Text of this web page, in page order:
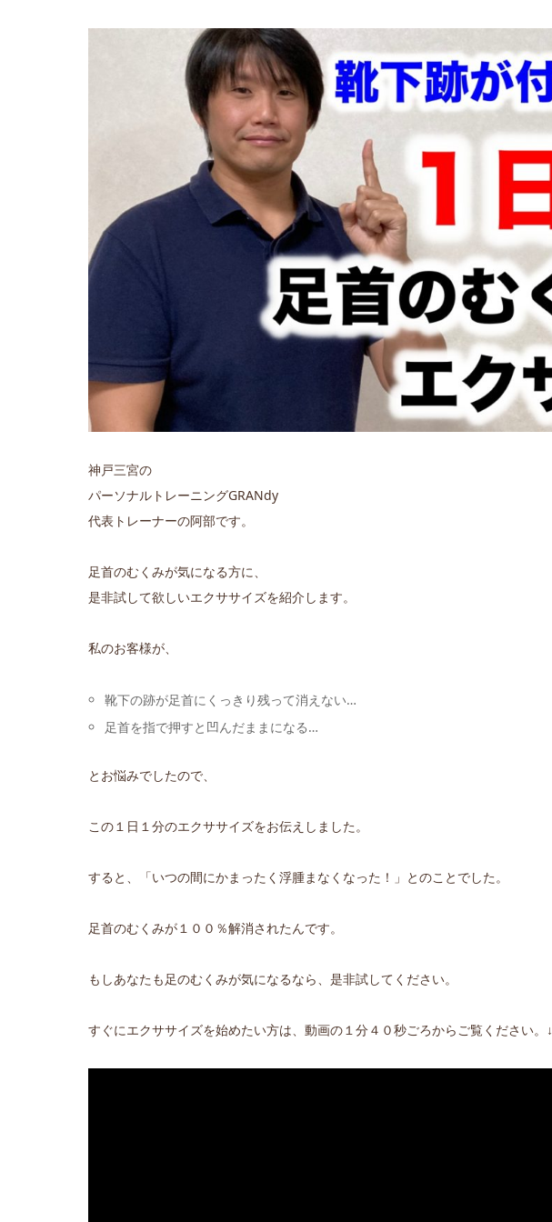
神戸三宮の
パーソナルトレーニングGRANdy
代表トレーナーの阿部です。
足首のむくみが気になる方に、
是非試して欲しいエクササイズを紹介します。
私のお客様が、
靴下の跡が足首にくっきり残って消えない…
足首を指で押すと凹んだままになる…
とお悩みでしたので、
この１日１分のエクササイズをお伝えしました。
すると、「いつの間にかまったく浮腫まなくなった！」とのことでした。
足首のむくみが１００％解消されたんです。
もしあなたも足のむくみが気になるなら、是非試してください。
すぐにエクササイズを始めたい方は、動画の１分４０秒ごろからご覧ください。↓